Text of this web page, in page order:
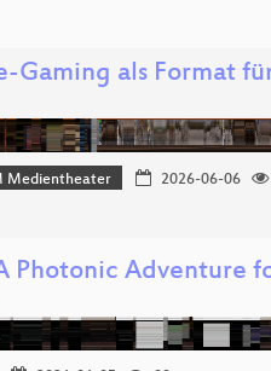
Gaming als Format
Medientheater
2026-06-06
Photonic Adventure